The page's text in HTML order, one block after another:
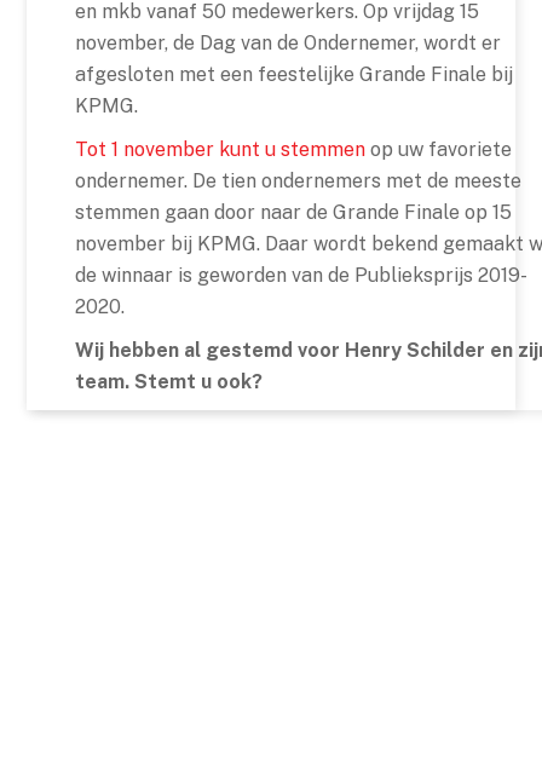
en mkb vanaf 50 medewerkers. Op vrijdag 15
november, de Dag van de Ondernemer, wordt er
afgesloten met een feestelijke Grande Finale bij
KPMG.
Tot 1 november kunt u stemmen op uw favoriete
ondernemer. De tien ondernemers met de meeste
stemmen gaan door naar de Grande Finale op 15
november bij KPMG. Daar wordt bekend gemaakt
de winnaar is geworden van de Publieksprijs 2019-
2020.
Wij hebben al gestemd voor Henry Schilder en
team. Stemt u ook?